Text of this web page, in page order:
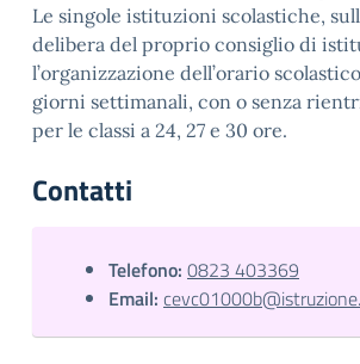
Le singole istituzioni scolastiche,
delibera del proprio consiglio di
l’organizzazione dell’orario
giorni settimanali, con o senza
per le classi a 24, 27 e 30 ore.
Contatti
Telefono: 0823 403369
Email: